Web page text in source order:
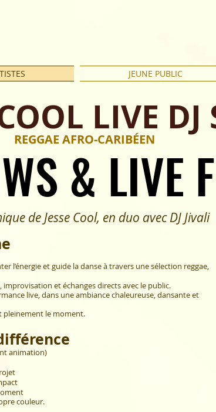
JEUNE PUBLIC
LIVE DJ
REGGAE AFRO-CARIBÉEN
& LIVE
& LIVE
de Jesse Cool, en duo avec DJ Jivali
l’énergie etguide la danseà travers une sélection reggae,
improvisation et échanges directs avec le public.
live, dans une ambiance chaleureuse, dansante et
pleinement le moment.
animation)
couleur.